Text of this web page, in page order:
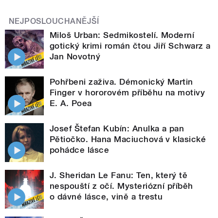
NEJPOSLOUCHANĚJŠÍ
Miloš Urban: Sedmikostelí. Moderní
gotický krimi román čtou Jiří Schwarz a
Jan Novotný
Pohřbeni zaživa. Démonický Martin
Finger v hororovém příběhu na motivy
E. A. Poea
Josef Štefan Kubín: Anulka a pan
Pětiočko. Hana Maciuchová v klasické
pohádce lásce
J. Sheridan Le Fanu: Ten, který tě
nespouští z očí. Mysteriózní příběh
o dávné lásce, vině a trestu